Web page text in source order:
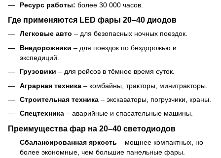
Ресурс работы: более 30 000 часов.
Где применяются LED фары 20–40 диодов
Легковые авто – для безопасных ночных поездок.
Внедорожники – для поездок по бездорожью и
экспедиций.
Грузовики – для рейсов в тёмное время суток.
Аграрная техника – комбайны, тракторы, минитракторы.
Строительная техника – экскаваторы, погрузчики, краны.
Спецтехника – аварийные и спасательные машины.
Преимущества фар на 20–40 светодиодов
Сбалансированная яркость – мощнее компактных, но
более экономные, чем большие панельные фары.